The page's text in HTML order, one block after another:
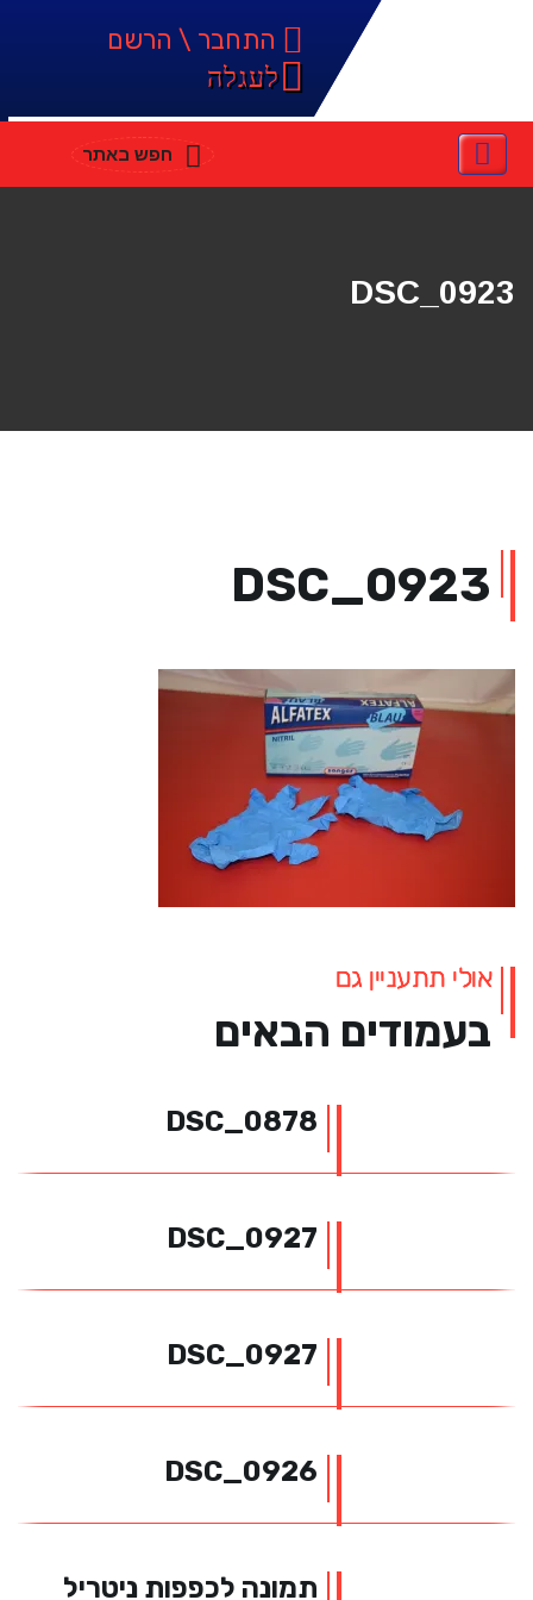
התחבר \ הרשם
לעגלה
חפש באתר
DSC_0923
DSC_0923
אולי תתעניין גם
בעמודים הבאים
DSC_0878
DSC_0927
DSC_0927
DSC_0926
תמונה לכפפות ניטריל
x